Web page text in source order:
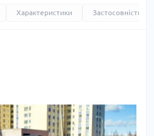
Характеристики Застосовність